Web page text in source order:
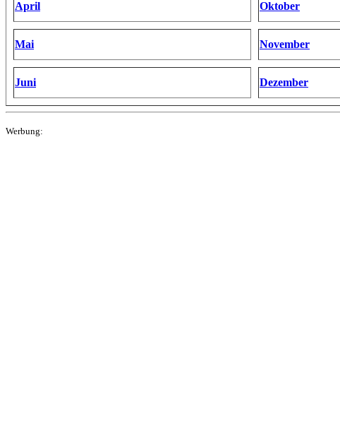
April Oktober
Mai November
Juni Dezember
Werbung: